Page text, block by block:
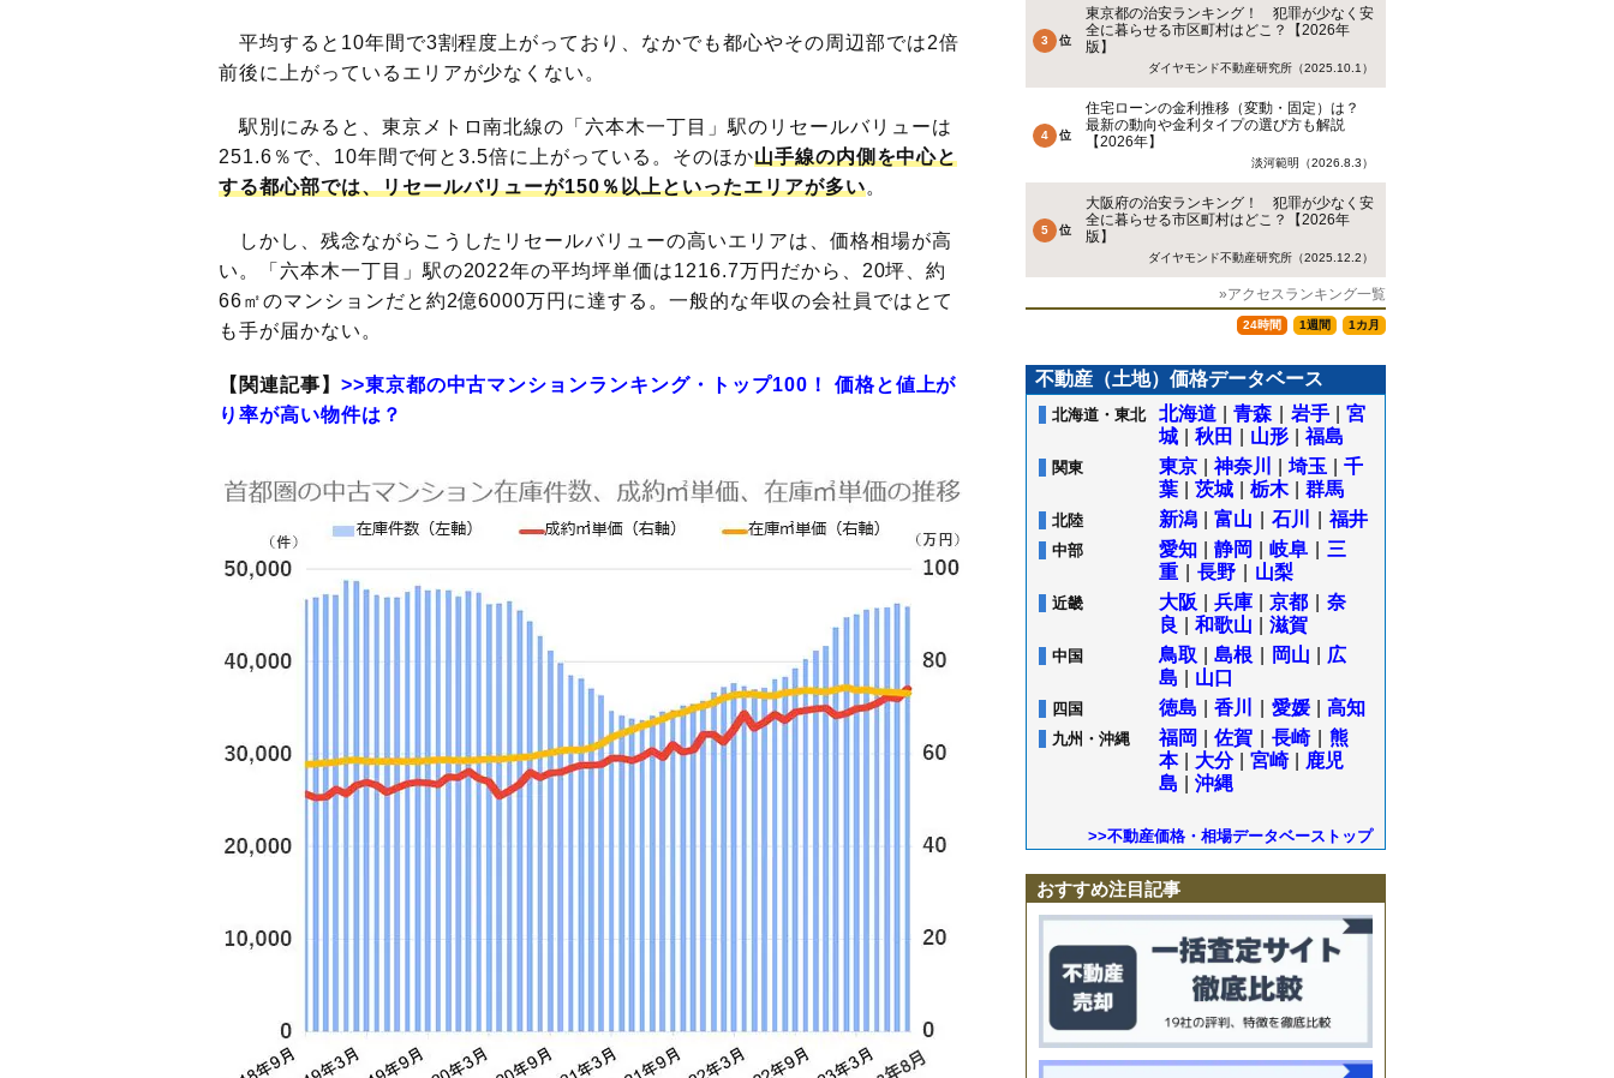
平均すると10年間で3割程度上がっており、なかでも都心やその周辺部では2倍
前後に上がっているエリアが少なくない。
駅別にみると、東京メトロ南北線の「六本木一丁目」駅のリセールバリューは
251.6％で、10年間で何と3.5倍に上がっている。そのほか山手線の内側を中心と
する都心部では、リセールバリューが150％以上といったエリアが多い。
しかし、残念ながらこうしたリセールバリューの高いエリアは、価格相場が高
い。「六本木一丁目」駅の2022年の平均坪単価は1216.7万円だから、20坪、約
66㎡のマンションだと約2億6000万円に達する。一般的な年収の会社員ではとて
も手が届かない。
【関連記事】 >>東京都の中古マンションランキング・トップ100！ 価格と値上が
り率が高い物件は？
東京都の治安ランキング！ 犯罪が少なく安
全に暮らせる市区町村はどこ？【2026年
版】
ダイヤモンド不動産研究所（2025.10.1）
住宅ローンの金利推移（変動・固定）は？
最新の動向や金利タイプの選び方も解説
【2026年】
淡河範明（2026.8.3）
大阪府の治安ランキング！ 犯罪が少なく安
全に暮らせる市区町村はどこ？【2026年
版】
ダイヤモンド不動産研究所（2025.12.2）
»アクセスランキング一覧
24時間 1週間 1カ月
不動産（土地）価格データベース
北海道・東北 北海道 青森 岩手
宮
城
秋田 山形 福島
関東 東京 神奈川 埼玉
千
葉
茨城 栃木 群馬
北陸 新潟 富山 石川 福井
中部 愛知 静岡 岐阜
三
重
長野 山梨
近畿 大阪 兵庫 京都
奈
良
和歌山 滋賀
中国 鳥取 島根 岡山
広
島
山口
四国 徳島 香川 愛媛 高知
九州・沖縄 福岡 佐賀 長崎
熊
本
大分 宮崎
鹿児
島
沖縄
>>不動産価格・相場データベーストップ
おすすめ注目記事